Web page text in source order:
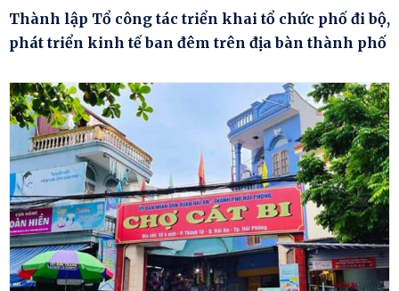
Thành lập Tổ công tác triển khai tổ chức phố đi bộ,
phát triển kinh tế ban đêm trên địa bàn thành phố